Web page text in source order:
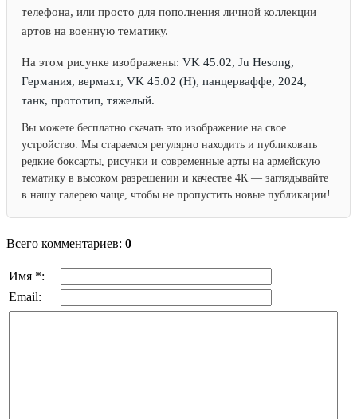
телефона, или просто для пополнения личной коллекции
артов на военную тематику.
На этом рисунке изображены: VK 45.02, Ju Hesong,
Германия, вермахт, VK 45.02 (H), панцерваффе, 2024,
танк, прототип, тяжелый.
Вы можете бесплатно скачать это изображение на свое
устройство. Мы стараемся регулярно находить и публиковать
редкие боксарты, рисунки и современные арты на армейскую
тематику в высоком разрешении и качестве 4К — заглядывайте
в нашу галерею чаще, чтобы не пропустить новые публикации!
Всего комментариев: 0
Имя *:
Email: